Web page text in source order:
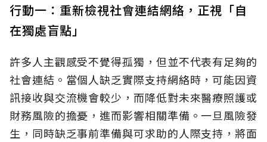
行動一：重新檢視社會連結網絡，正視「自
在獨處盲點」
許多人主觀感受不覺得孤獨，但並不代表有足夠的
社會連結。當個人缺乏實際支持網絡時，可能因資
訊接收與交流機會較少，而降低對未來醫療照護或
財務風險的擔憂，進而影響相關準備。一旦風險發
生，同時缺乏事前準備與可求助的人際支持，將面